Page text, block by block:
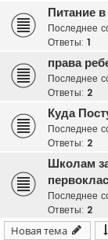
Питание
Последнее
Ответы: 1
права
Последнее
Ответы: 2
Куда
Последнее
Ответы: 2
Школам
Последнее
Ответы: 2
Новая тема